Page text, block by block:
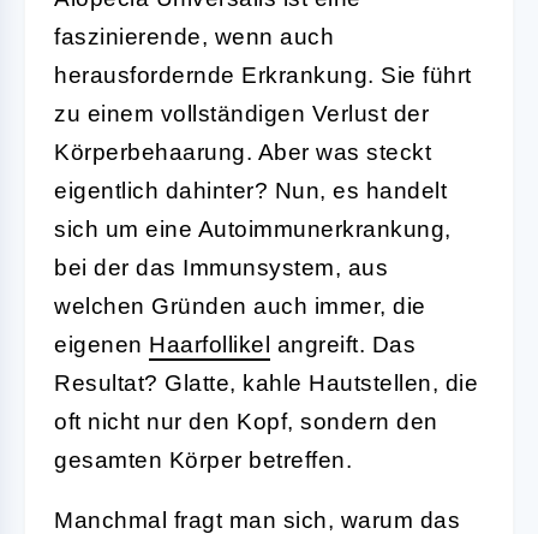
faszinierende, wenn auch
herausfordernde Erkrankung. Sie führt
zu einem vollständigen Verlust der
Körperbehaarung. Aber was steckt
eigentlich dahinter? Nun, es handelt
sich um eine Autoimmunerkrankung,
bei der das Immunsystem, aus
welchen Gründen auch immer, die
eigenen Haarfollikel angreift. Das
Resultat? Glatte, kahle Hautstellen, die
oft nicht nur den Kopf, sondern den
gesamten Körper betreffen.
Manchmal fragt man sich, warum das